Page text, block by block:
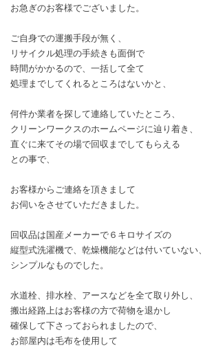
お急ぎのお客様でございました。
ご自身での運搬手段が無く、
リサイクル処理の手続きも面倒で
時間がかかるので、一括して全て
処理までしてくれるところはないかと、
何件か業者を探して連絡していたところ、
クリーンワークスのホームページに辿り着き、
直ぐに来てその場で回収までしてもらえる
との事で、
お客様からご連絡を頂きまして
お伺いをさせていただきました。
回収品は国産メーカーで６キロサイズの
縦型式洗濯機で、乾燥機能などは付いていない、
シンプルなものでした。
水道栓、排水栓、アースなどを全て取り外し、
搬出経路上はお客様の方で荷物を退かし
確保して下さっておられましたので、
お部屋内は毛布を使用して